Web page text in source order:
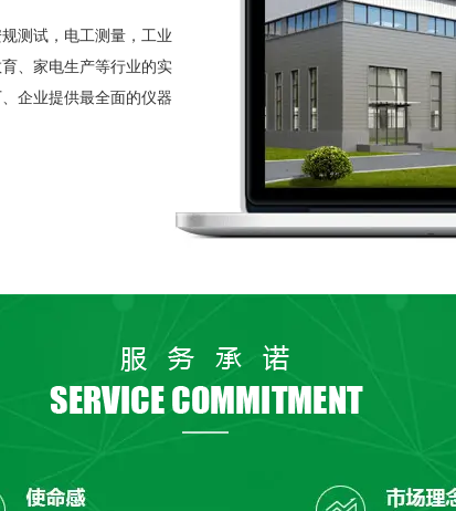
测 试，电工测量，工业
、家电生产等行业的实
企业提供最全面的仪器